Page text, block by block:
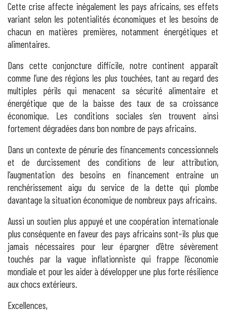
Cette crise affecte inégalement les pays africains, ses effets
variant selon les potentialités économiques et les besoins de
chacun en matières premières, notamment énergétiques et
alimentaires.
Dans cette conjoncture difficile, notre continent apparaît
comme l’une des régions les plus touchées, tant au regard des
multiples périls qui menacent sa sécurité alimentaire et
énergétique que de la baisse des taux de sa croissance
économique. Les conditions sociales s’en trouvent ainsi
fortement dégradées dans bon nombre de pays africains.
Dans un contexte de pénurie des financements concessionnels
et de durcissement des conditions de leur attribution,
l’augmentation des besoins en financement entraine un
renchérissement aigu du service de la dette qui plombe
davantage la situation économique de nombreux pays africains.
Aussi un soutien plus appuyé et une coopération internationale
plus conséquente en faveur des pays africains sont-ils plus que
jamais nécessaires pour leur épargner d’être sévèrement
touchés par la vague inflationniste qui frappe l’économie
mondiale et pour les aider à développer une plus forte résilience
aux chocs extérieurs.
Excellences,